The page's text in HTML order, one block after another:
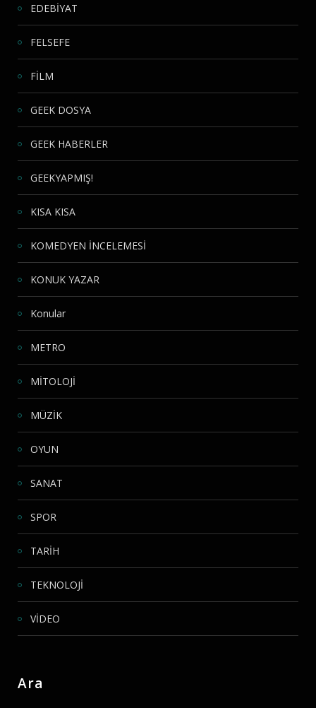
EDEBİYAT
FELSEFE
FİLM
GEEK DOSYA
GEEK HABERLER
GEEKYAPMIŞ!
KISA KISA
KOMEDYEN İNCELEMESİ
KONUK YAZAR
Konular
METRO
MİTOLOJİ
MÜZİK
OYUN
SANAT
SPOR
TARİH
TEKNOLOJİ
VİDEO
Ara